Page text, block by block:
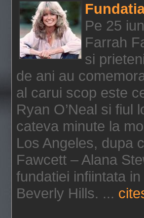
Pe 25
Farrah
si
de ani au
al carui scop este
Ryan O’Neal si fiul
cateva minute la
Los Angeles, dupa
Fawcett – Alana
fundatiei infiintata
Beverly Hills. ...